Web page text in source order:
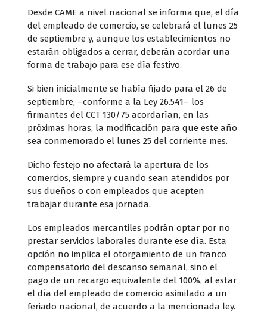
Desde CAME a nivel nacional se informa que, el día
del empleado de comercio, se celebrará el lunes 25
de septiembre y, aunque los establecimientos no
estarán obligados a cerrar, deberán acordar una
forma de trabajo para ese día festivo.
Si bien inicialmente se había fijado para el 26 de
septiembre, –conforme a la Ley 26.541– los
firmantes del CCT 130/75 acordarían, en las
próximas horas, la modificación para que este año
sea conmemorado el lunes 25 del corriente mes.
Dicho festejo no afectará la apertura de los
comercios, siempre y cuando sean atendidos por
sus dueños o con empleados que acepten
trabajar durante esa jornada.
Los empleados mercantiles podrán optar por no
prestar servicios laborales durante ese día. Esta
opción no implica el otorgamiento de un franco
compensatorio del descanso semanal, sino el
pago de un recargo equivalente del 100%, al estar
el día del empleado de comercio asimilado a un
feriado nacional, de acuerdo a la mencionada ley.